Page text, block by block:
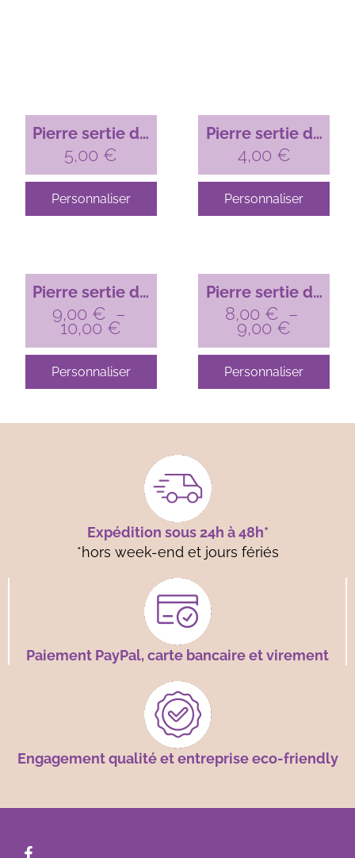
Pierre sertie de
laiton goutte
ethnique doré –
18 mm x 13 mm
5,00 €
Personnaliser
Pierre sertie de
laiton ronde doré
– 23 mm x 18
mm
4,00 €
Personnaliser
Pierre sertie de
laiton losange
argenté – 23 mm
x 18 mm
9,00 € –
10,00 €
Personnaliser
Pierre sertie de
laiton losange
doré – 23 mm x
18 mm
8,00 € –
9,00 €
Personnaliser
Expédition sous 24h à 48h*
*hors week-end et jours fériés
Paiement PayPal, carte bancaire et virement
Engagement qualité et entreprise eco-friendly